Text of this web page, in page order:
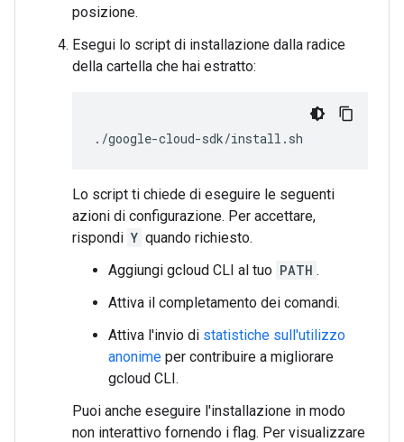
posizione.
Esegui lo script di installazione dalla radice
della cartella che hai estratto:
./google-cloud-sdk/install.sh
Lo script ti chiede di eseguire le seguenti
azioni di configurazione. Per accettare,
rispondi Y quando richiesto.
Aggiungi gcloud CLI al tuo PATH .
Attiva il completamento dei comandi.
Attiva l'invio di statistiche sull'utilizzo
anonime per contribuire a migliorare
gcloud CLI.
Puoi anche eseguire l'installazione in modo
non interattivo fornendo i flag. Per visualizzare